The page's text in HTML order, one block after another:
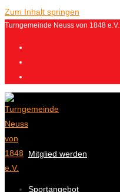
Zum Inhalt springen
Turngemeinde Neuss von 1848 e.V.
Mitglied werden
Sportangebot